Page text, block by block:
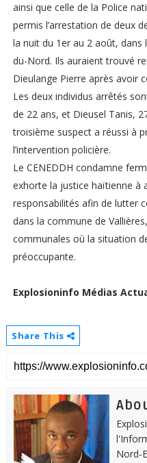
ainsi que celle de la Police
permis l’arrestation de deux
la nuit du 1er au 2 août,
du-Nord. Ils auraient trouvé
Dieulange Pierre après avoir
Les deux individus arrêtés
de 22 ans, et Dieusel Tanis,
troisième suspect a réussi à
l’intervention policière.
Le CENEDDH condamne
exhorte la justice haïtienne à
responsabilités afin de lutter
dans la commune de
communales où la situation
préoccupante.
Explosioninfo Médias
Share This
Nord-